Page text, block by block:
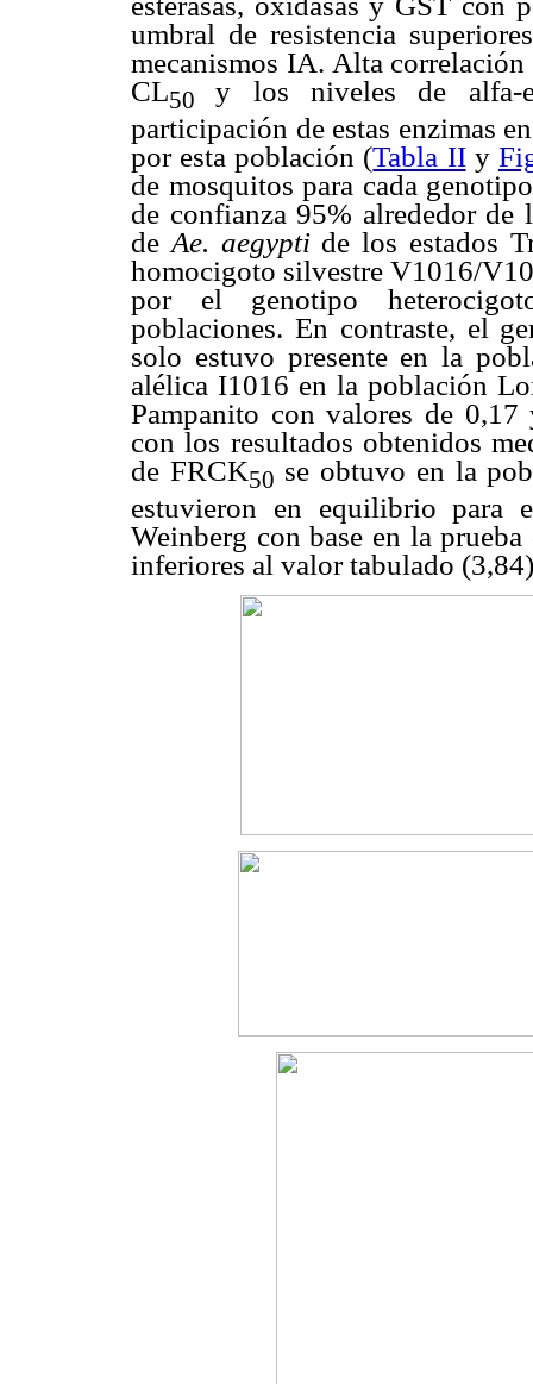
umbral de resistencia
mecanismos IA. Alta
CL50y los niveles de alfa-
participación de estas enzimas
por esta población (Tabla IIy
de mosquitos para cada
de confianza 95% alrededor de
de Ae. aegypti de los estados
homocigoto silvestre V1016/
por el genotipo
poblaciones. En contraste, el
solo estuvo presente en la
alélica I1016 en la población
Pampanito con valores de 0,17
con los resultados obtenidos
de FRCK50 se obtuvo en la
estuvieron en equilibrio
Weinberg con base en la
inferiores al valor tabulado